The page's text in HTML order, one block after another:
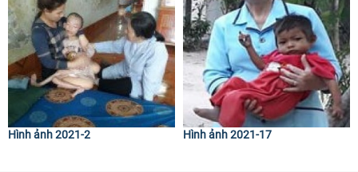
Hình ảnh 2021-2 Hình ảnh 2021-17